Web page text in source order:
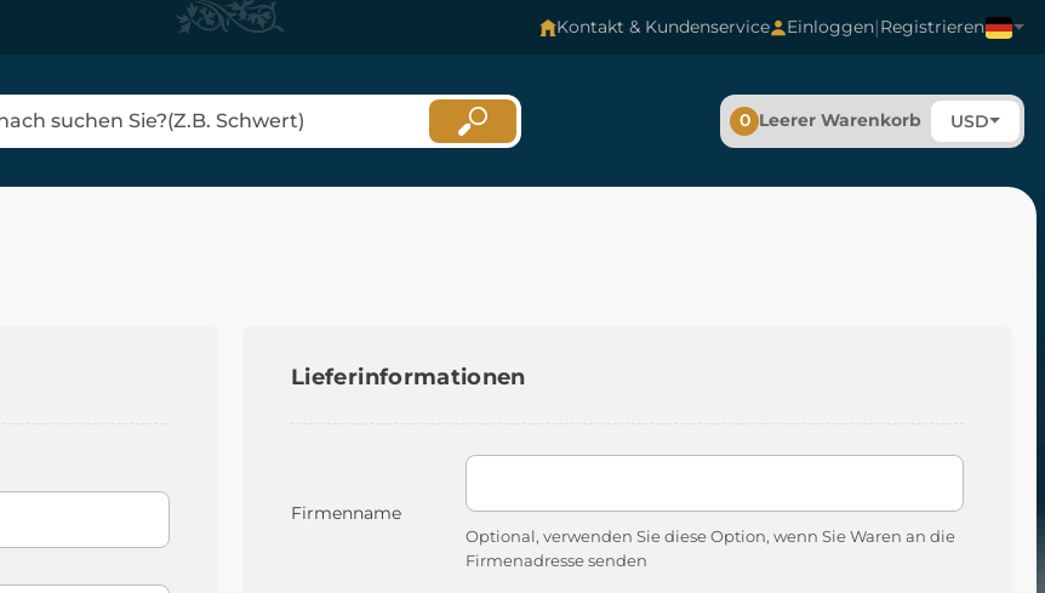
Kontakt & Kundenservice Einloggen|Registrieren
0 Leerer Warenkorb USD
Lieferinformationen
Firmenname
Optional, verwenden Sie diese Option, wenn Sie Waren an die
Firmenadresse senden